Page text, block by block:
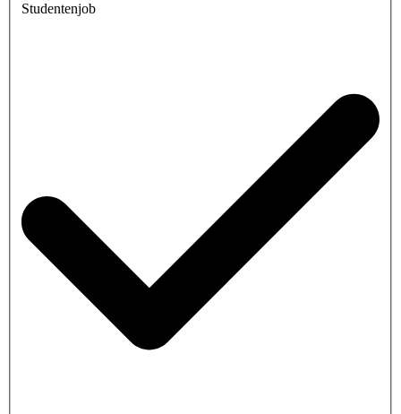
Studentenjob